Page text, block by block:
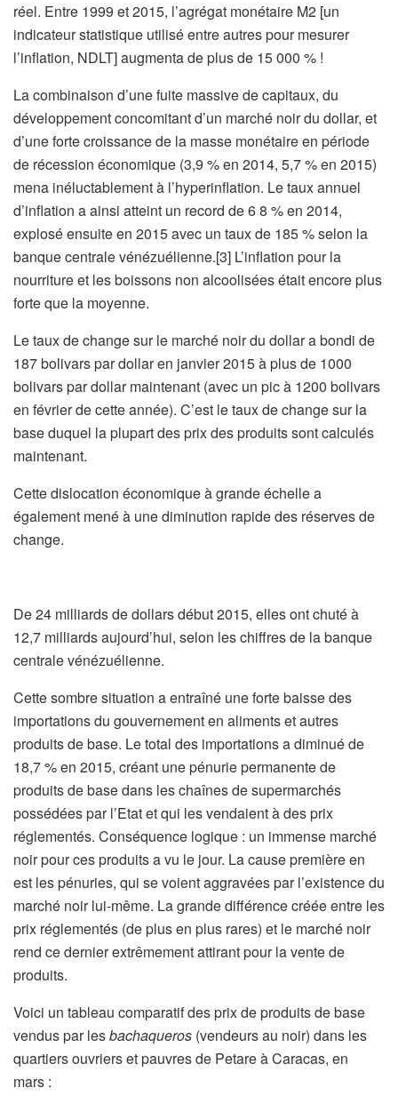
réel. Entre 1999 et 2015, l’agrégat monétaire M2 [un
indicateur statistique utilisé entre autres pour mesurer
l’inflation, NDLT] augmenta de plus de 15 000 % !
La combinaison d’une fuite massive de capitaux, du
développement concomitant d’un marché noir du dollar, et
d’une forte croissance de la masse monétaire en période
de récession économique (3,9 % en 2014, 5,7 % en 2015)
mena inéluctablement à l’hyperinflation. Le taux annuel
d’inflation a ainsi atteint un record de 6 8 % en 2014,
explosé ensuite en 2015 avec un taux de 185 % selon la
banque centrale vénézuélienne.[3] L’inflation pour la
nourriture et les boissons non alcoolisées était encore plus
forte que la moyenne.
Le taux de change sur le marché noir du dollar a bondi de
187 bolivars par dollar en janvier 2015 à plus de 1000
bolivars par dollar maintenant (avec un pic à 1200 bolivars
en février de cette année). C’est le taux de change sur la
base duquel la plupart des prix des produits sont calculés
maintenant.
Cette dislocation économique à grande échelle a
également mené à une diminution rapide des réserves de
change.
De 24 milliards de dollars début 2015, elles ont chuté à
12,7 milliards aujourd’hui, selon les chiffres de la banque
centrale vénézuélienne.
Cette sombre situation a entraîné une forte baisse des
importations du gouvernement en aliments et autres
produits de base. Le total des importations a diminué de
18,7 % en 2015, créant une pénurie permanente de
produits de base dans les chaînes de supermarchés
possédées par l’Etat et qui les vendaient à des prix
réglementés. Conséquence logique : un immense marché
noir pour ces produits a vu le jour. La cause première en
est les pénuries, qui se voient aggravées par l’existence du
marché noir lui-même. La grande différence créée entre les
prix réglementés (de plus en plus rares) et le marché noir
rend ce dernier extrêmement attirant pour la vente de
produits.
Voici un tableau comparatif des prix de produits de base
vendus par lesbachaqueros (vendeurs au noir) dans les
quartiers ouvriers et pauvres de Petare à Caracas, en
mars :